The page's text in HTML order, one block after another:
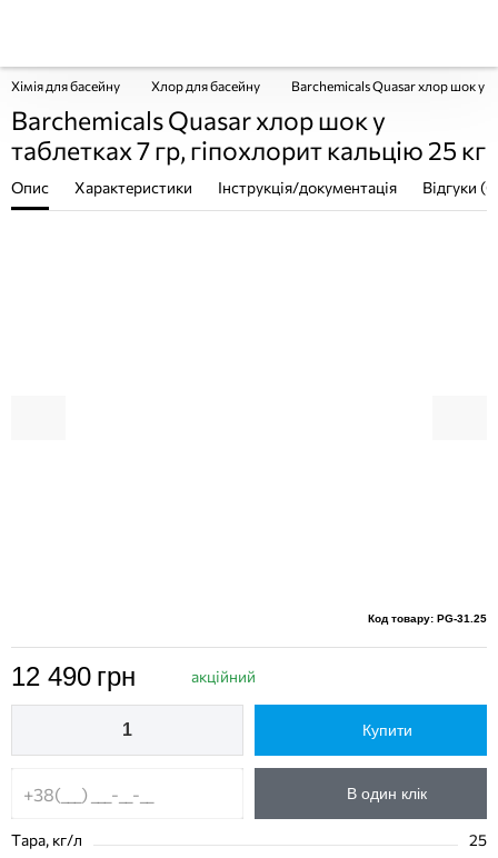
Хімія для басейну Хлор для басейну Barchemicals Quasar хлор шок у
Barchemicals Quasar хлор шок у
таблетках 7 гр, гіпохлорит кальцію 25 кг
Опис Характеристики Інструкція/документація Відгуки
Код товару: PG-31.25
12 490 грн акційний
Купити
В один клік
Тара, кг/л
25